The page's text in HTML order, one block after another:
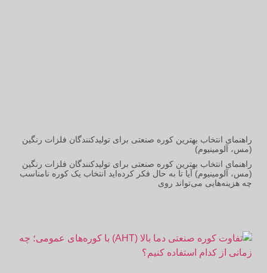
راهنمای انتخاب بهترین کوره صنعتی برای تولیدکنندگان فلزات رنگین
(مس، آلومینیوم)
راهنمای انتخاب بهترین کوره صنعتی برای تولیدکنندگان فلزات رنگین
(مس، آلومینیوم) آیا تا به حال فکر کرده‌اید انتخاب یک کوره نامناسب
چه هزینه‌هایی می‌تواند روی